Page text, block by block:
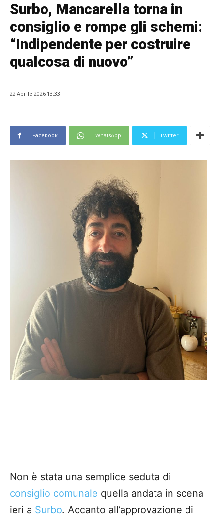
Surbo, Mancarella torna in
consiglio e rompe gli schemi:
“Indipendente per costruire
qualcosa di nuovo”
22 Aprile 2026 13:33
Facebook WhatsApp Twitter
Non è stata una semplice seduta di
consiglio comunale quella andata in scena
ieri a Surbo. Accanto all’approvazione di